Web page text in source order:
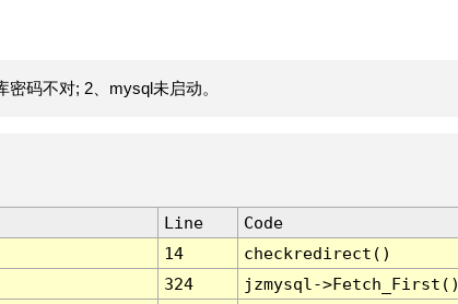
码不对; 2、mysql未启动。
Line
Code
14
checkredirect()
324
jzmysql-